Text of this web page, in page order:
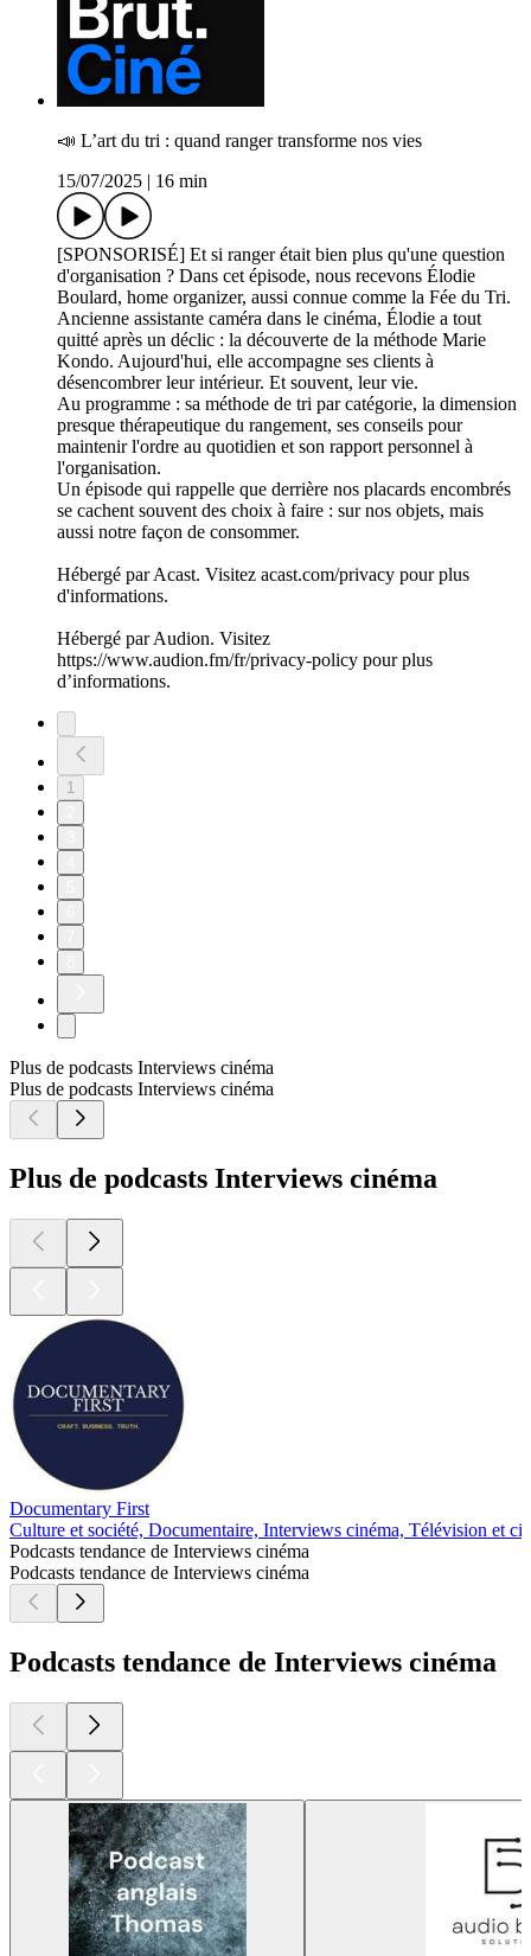
📣 L’art du tri : quand ranger transforme nos vies
15/07/2025
16 min
[SPONSORISÉ] Et si ranger était bien plus qu'une question
d'organisation ? Dans cet épisode, nous recevons Élodie
Boulard, home organizer, aussi connue comme la Fée du Tri.
Ancienne assistante caméra dans le cinéma, Élodie a tout
quitté après un déclic : la découverte de la méthode Marie
Kondo. Aujourd'hui, elle accompagne ses clients à
désencombrer leur intérieur. Et souvent, leur vie.
Au programme : sa méthode de tri par catégorie, la dimension
presque thérapeutique du rangement, ses conseils pour
maintenir l'ordre au quotidien et son rapport personnel à
l'organisation.
Un épisode qui rappelle que derrière nos placards encombrés
se cachent souvent des choix à faire : sur nos objets, mais
aussi notre façon de consommer.
Hébergé par Acast. Visitez acast.com/privacy pour plus
d'informations.
Hébergé par Audion. Visitez
https://www.audion.fm/fr/privacy-policy pour plus
d’informations.
1
Plus de podcasts Interviews cinéma
Plus de podcasts Interviews cinéma
Plus de podcasts Interviews cinéma
Documentary First
Culture et société, Documentaire, Interviews cinéma, Télévision et
Podcasts tendance de Interviews cinéma
Podcasts tendance de Interviews cinéma
Podcasts tendance de Interviews cinéma